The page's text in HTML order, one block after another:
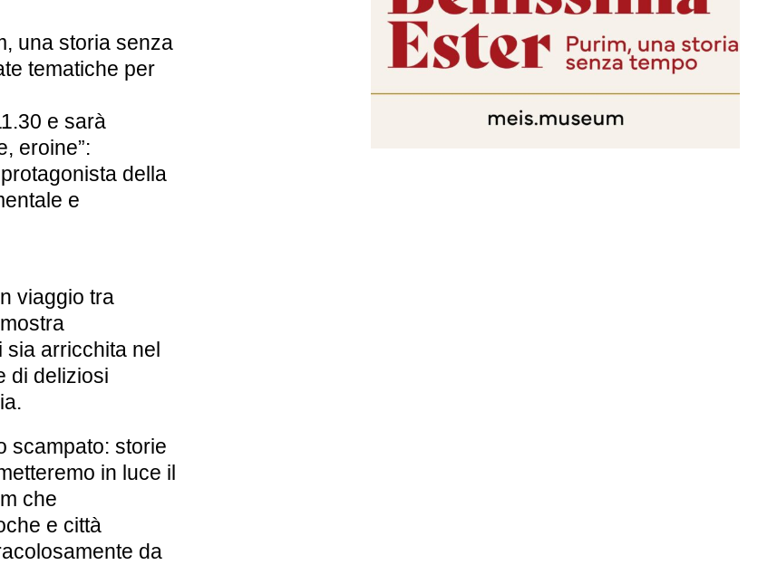
una storia senza
tematiche per
e sarà
eroine”:
della
e
viaggio tra
sia arricchita nel
di deliziosi
scampato: storie
in luce il
che
e città
da